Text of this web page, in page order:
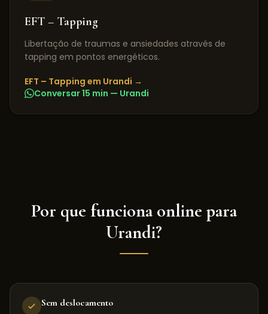
EFT – Tapping
Libertação de traumas e ansiedades através de
tapping em pontos energéticos.
EFT – Tapping em Urandi →
Conversar 15 min — Urandi
Por que funciona online para
Urandi?
Sem deslocamento